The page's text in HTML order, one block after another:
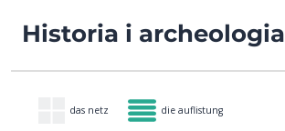
Historia i archeologia
das netz die auflistung